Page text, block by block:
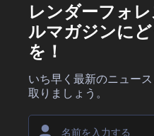
レンダーフォ
ルマガジンに
を！
いち早く最新のニュー
取りましょう。